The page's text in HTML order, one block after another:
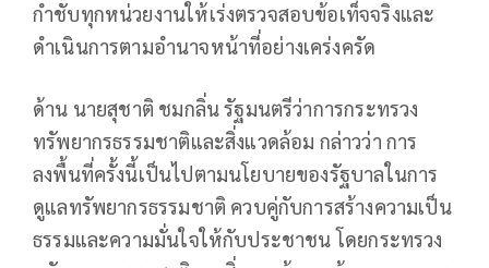
กำชับทุกหน่วยงานให้เร่งตรวจสอบข้อเท็จจริงและ
ดำเนินการตามอำนาจหน้าที่อย่างเคร่งครัด
ด้าน นายสุชาติ ชมกลิ่น รัฐมนตรีว่าการกระทรวง
ทรัพยากรธรรมชาติและสิ่งแวดล้อม กล่าวว่า การ
ลงพื้นที่ครั้งนี้เป็นไปตามนโยบายของรัฐบาลในการ
ดูแลทรัพยากรธรรมชาติ ควบคู่กับการสร้างความเป็น
ธรรมและความมั่นใจให้กับประชาชน โดยกระทรวง